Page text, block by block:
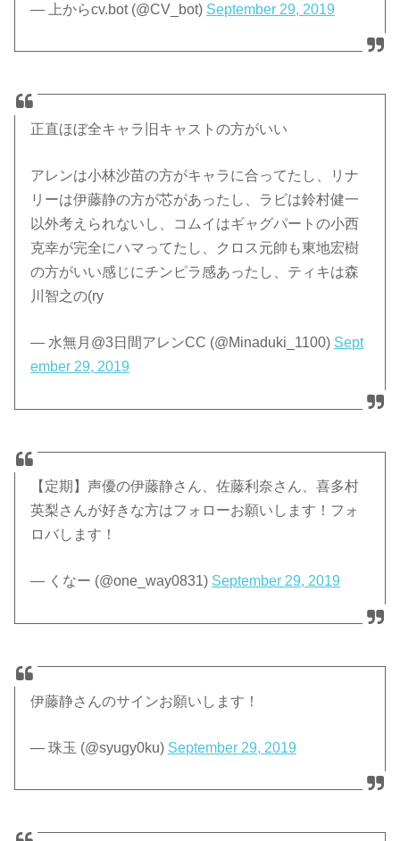
— 上からcv.bot (@CV_bot) September 29, 2019
正直ほぼ全キャラ旧キャストの方がいい
アレンは小林沙苗の方がキャラに合ってたし、リナ
リーは伊藤静の方が芯があったし、ラビは鈴村健一
以外考えられないし、コムイはギャグパートの小西
克幸が完全にハマってたし、クロス元帥も東地宏樹
の方がいい感じにチンピラ感あったし、ティキは森
川智之の(ry
— 水無月@3日間アレンCC (@Minaduki_1100) Sept
ember 29, 2019
【定期】声優の伊藤静さん、佐藤利奈さん、喜多村
英梨さんが好きな方はフォローお願いします！フォ
ロバします！
— くなー (@one_way0831) September 29, 2019
伊藤静さんのサインお願いします！
— 珠玉 (@syugy0ku) September 29, 2019